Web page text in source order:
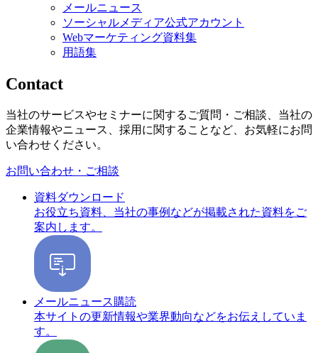
メールニュース
ソーシャルメディア公式アカウント
Webマーケティング資料集
用語集
Contact
当社のサービスやセミナーに関するご質問・ご相談、当社の
企業情報やニュース、採用に関することなど、お気軽にお問
い合わせください。
お問い合わせ・ご相談
資料ダウンロード
お役立ち資料、当社の事例などが掲載された資料をご
案内します。
メールニュース購読
本サイトの更新情報や業界動向などをお伝えしていま
す。